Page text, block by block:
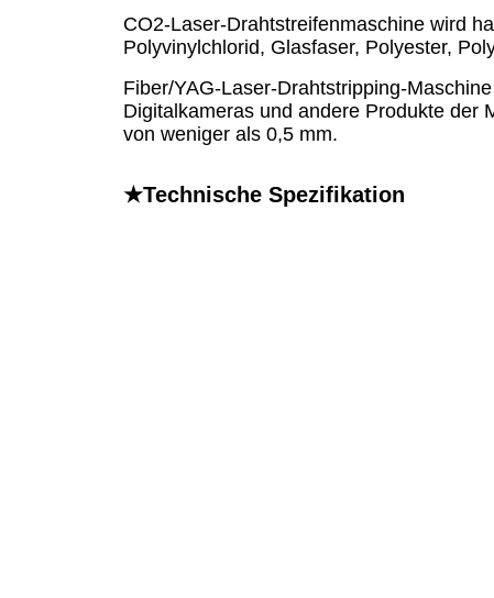
CO2-Laser-Drahtstreifenmaschine wird
Polyvinylchlorid, Glasfaser, Polyester,
Fiber/YAG-Laser-Drahtstripping-
Digitalkameras und andere Produkte der
von weniger als 0,5 mm.
★Technische Spezifikation